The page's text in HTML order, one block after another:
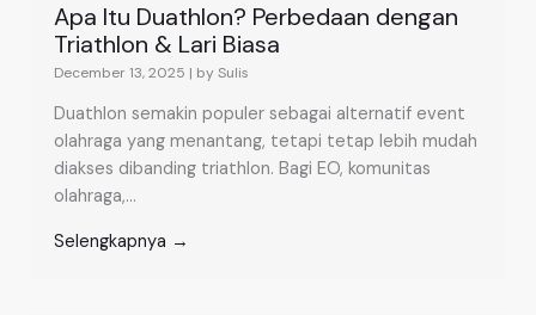
Apa Itu Duathlon? Perbedaan dengan
Triathlon & Lari Biasa
December 13, 2025 | by Sulis
Duathlon semakin populer sebagai alternatif event
olahraga yang menantang, tetapi tetap lebih mudah
diakses dibanding triathlon. Bagi EO, komunitas
olahraga,...
Selengkapnya →